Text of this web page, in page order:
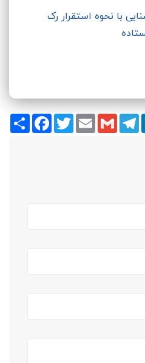
با نحوه استقرار رک
Share
FacebookTwitter Email Gmail
Telegram